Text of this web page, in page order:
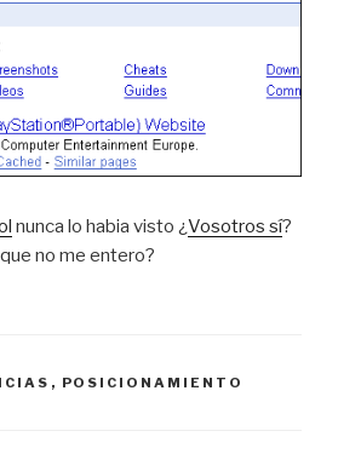
nunca lo habia visto ¿Vosotros sí?
no me entero?
, POSICIONAMIENTO